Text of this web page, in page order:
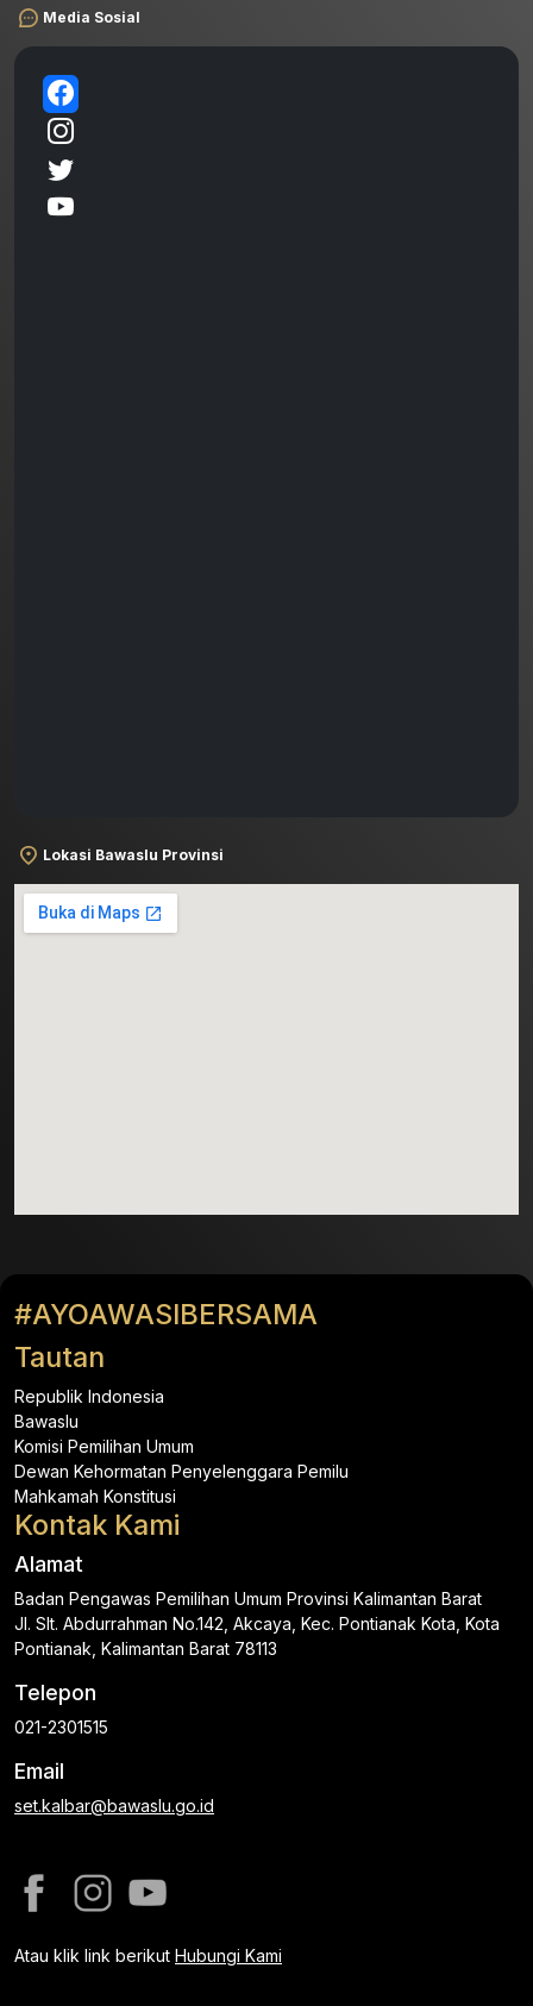
Media Sosial
Lokasi Bawaslu Provinsi
#AYOAWASIBERSAMA
Tautan
Republik Indonesia
Bawaslu
Komisi Pemilihan Umum
Dewan Kehormatan Penyelenggara Pemilu
Mahkamah Konstitusi
Kontak Kami
Alamat
Badan Pengawas Pemilihan Umum Provinsi Kalimantan Barat
Jl. Slt. Abdurrahman No.142, Akcaya, Kec. Pontianak Kota, Kota
Pontianak, Kalimantan Barat 78113
Telepon
021-2301515
Email
set.kalbar@bawaslu.go.id
Atau klik link berikut Hubungi Kami